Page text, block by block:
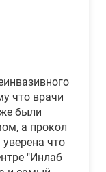
что врачи
были
а прокол
что
"Инлаб